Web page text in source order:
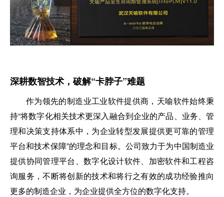
深耕数智技术，破解“卡脖子”难题
作为领先的制造业工业软件提供商，天喻软件始终秉
持“将数字化相关技术更深入融合到企业的产品、业务、管
理和决策支持体系中，为企业转型发展提供更可靠的管理
平台和技术保障”的理念和目标。公司致力于为中国制造业
提供协同管理平台、数字化设计软件、加密软件和工程咨
询服务，不断将创新的技术和将行之有效的成功经验推向
更多的制造企业，为企业提供全方位的数字化支持。